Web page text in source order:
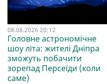
08.08.2026 20:12
Головне астрономічне
шоу літа: жителі Дніпра
зможуть побачити
зорепад Персеїди (коли
саме)